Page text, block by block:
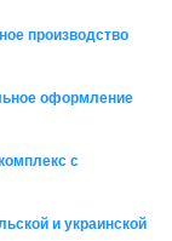
производство
оформление
с
и украинской